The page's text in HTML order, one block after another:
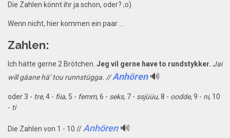
Die Zahlen könnt ihr ja schon, oder? ;o)
Wenn nicht, hier kommen ein paar ...
Zahlen:
Ich hätte gerne 2 Brötchen. Jeg vil gerne have to rundstykker. Jai
will gäane hä’ tou runnstügga. //Anhören🔊
oder 3 - tre, 4 - fiia, 5 - femm, 6 - seks, 7 - ssjüüu, 8 - oodde, 9 - ni, 10
- ti
Die Zahlen von 1 - 10 // Anhören🔊